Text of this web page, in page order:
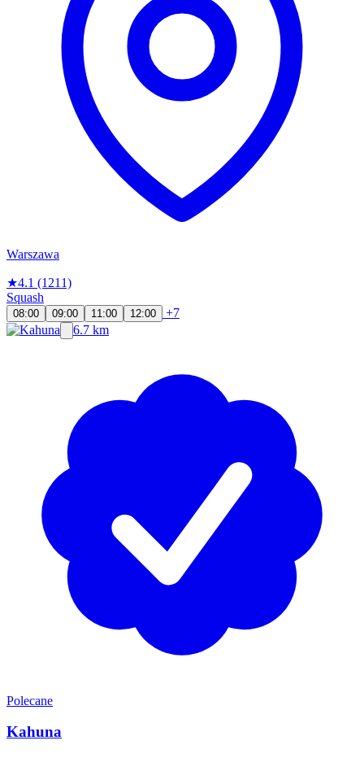
Warszawa
★4.1 (1211)
Squash
08:00 09:00 11:00 12:00
+7
6.7 km
Polecane
Kahuna